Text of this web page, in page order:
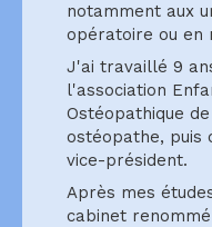
notamment aux
opératoire ou en
J'ai travaillé 9
l'association
Ostéopathique
ostéopathe,
vice-président.
Après mes
cabinet